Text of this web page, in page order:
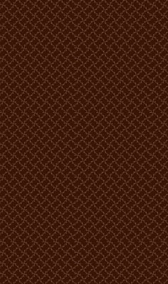
900 lei MD -3 persoane.
1050 lei MD -4 persoane.
ECONOM